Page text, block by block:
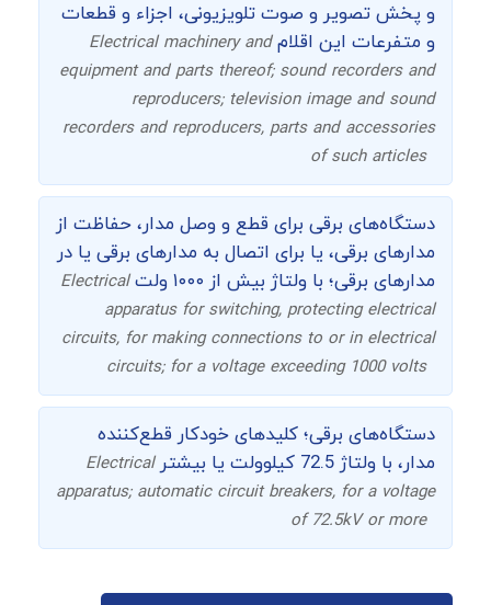
و پخش تصویر و صوت تلویزیونی، اجزاء و قطعات
و متفرعات این اقلامElectrical machinery and
equipment and parts thereof; sound recorders and
reproducers; television image and sound
recorders and reproducers, parts and accessories
of such articles
دستگاه‌های برقی برای قطع و وصل مدار، حفاظت از
مدارهای برقی، یا برای اتصال به مدارهای برقی یا در
مدارهای برقی؛ با ولتاژ بیش از ۱۰۰۰ ولت
Electrical
apparatus for switching, protecting electrical
circuits, for making connections to or in electrical
circuits; for a voltage exceeding 1000 volts
دستگاه‌های برقی؛ کلیدهای خودکار قطع‌کننده
مدار، با ولتاژ 72.5 کیلوولت یا بیشتر
Electrical
apparatus; automatic circuit breakers, for a voltage
of 72.5kV or more